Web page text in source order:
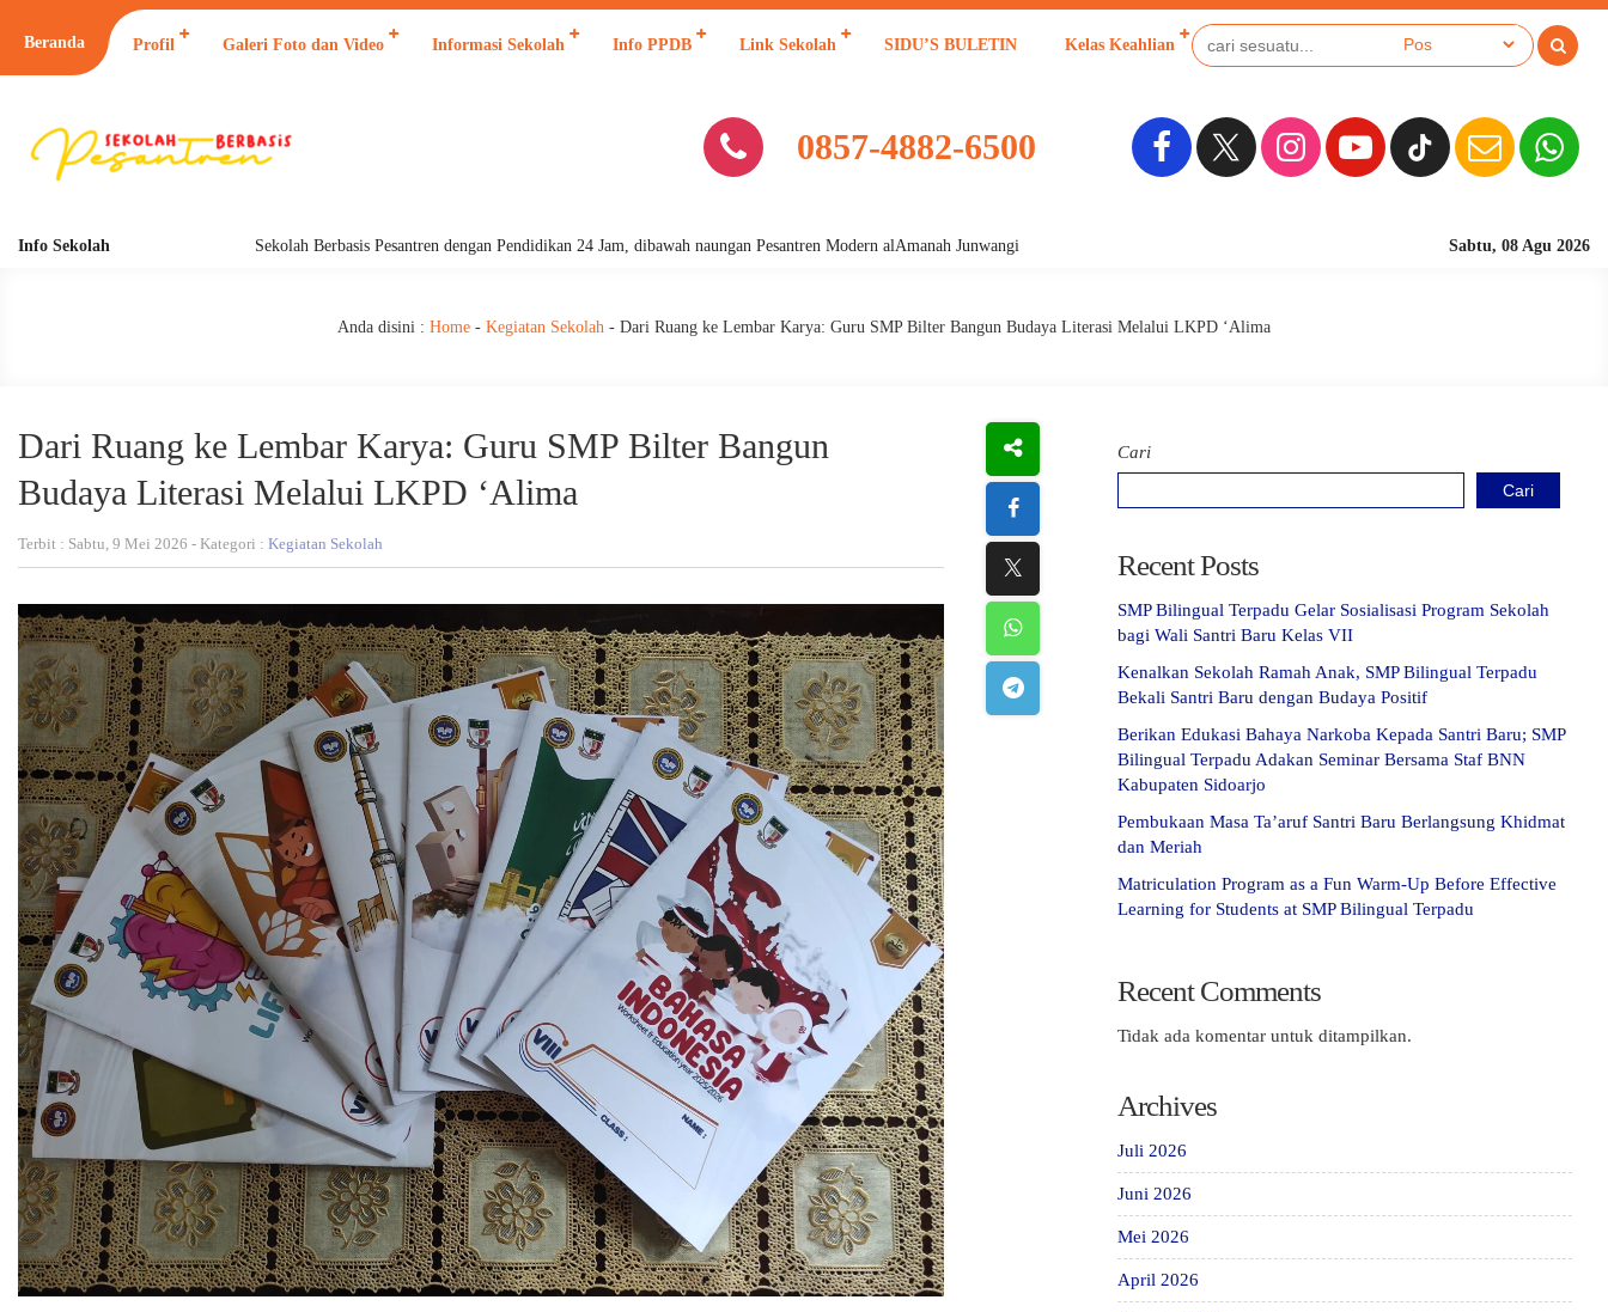
Beranda Profil Galeri Foto dan Video Informasi Sekolah Info PPDB Link Sekolah SIDU’S BULETIN Kelas Keahlian
0857-4882-6500
Info Sekolah Sabtu, 08 Agu 2026
Sekolah Berbasis
Sekolah Berbasis Pesantren dengan Pendidikan 24 Jam, dibawah naungan Pesantren Modern alAmanah Junwangi
Anda disini : Home - Kegiatan Sekolah - Dari Ruang ke Lembar Karya: Guru SMP Bilter Bangun Budaya Literasi Melalui LKPD ‘Alima
Dari Ruang ke Lembar Karya: Guru SMP Bilter Bangun
Budaya Literasi Melalui LKPD ‘Alima
Terbit : Sabtu, 9 Mei 2026 - Kategori : Kegiatan Sekolah
Cari
Cari
Recent Posts
SMP Bilingual Terpadu Gelar Sosialisasi Program Sekolah
bagi Wali Santri Baru Kelas VII
Kenalkan Sekolah Ramah Anak, SMP Bilingual Terpadu
Bekali Santri Baru dengan Budaya Positif
Berikan Edukasi Bahaya Narkoba Kepada Santri Baru; SMP
Bilingual Terpadu Adakan Seminar Bersama Staf BNN
Kabupaten Sidoarjo
Pembukaan Masa Ta’aruf Santri Baru Berlangsung Khidmat
dan Meriah
Matriculation Program as a Fun Warm-Up Before Effective
Learning for Students at SMP Bilingual Terpadu
Recent Comments
Tidak ada komentar untuk ditampilkan.
Archives
Juli 2026
Juni 2026
Mei 2026
April 2026